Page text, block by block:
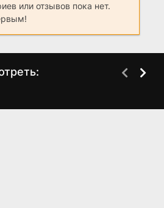
или отзывов пока нет.